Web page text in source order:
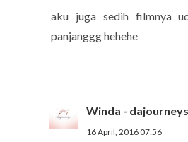
aku juga sedih filmnya
panjanggg hehehe
Winda -
16 April, 2016 07:56